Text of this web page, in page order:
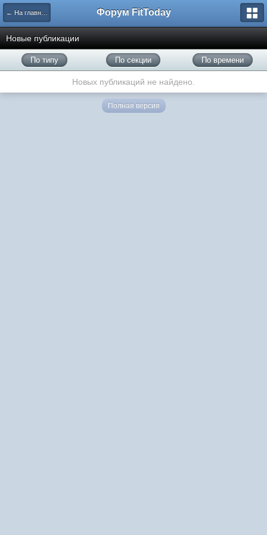
← На главную Форум FitToday
Новые публикации
По типу По секции По времени
Новых публикаций не найдено.
Полная версия